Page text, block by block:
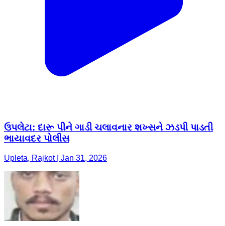
ઉપલેટા: દારૂ પીને ગાડી ચલાવનાર શખ્સને ઝડપી પાડતી
ભાયાવદર પોલીસ
Upleta, Rajkot | Jan 31, 2026